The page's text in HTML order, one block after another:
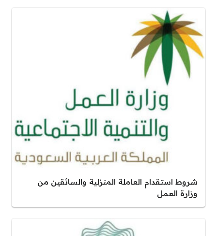
شروط استقدام العاملة المنزلية والسائقين من
وزارة العمل